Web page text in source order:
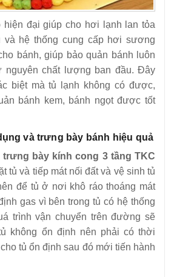
hiện đại giúp cho hơi lạnh lan tỏa
và hệ thống cung cấp hơi sương
bánh, giúp bảo quản bánh luôn
nguyên chất lượng ban đầu. Đây
biệt mà tủ lạnh không có được,
bánh kem, bánh ngọt được tốt
và trưng bày bánh hiệu quả
trưng bày kính cong 3 tầng TKC
tủ và tiếp mát nối đất và vệ sinh tủ
để tủ ở nơi khô ráo thoáng mát
gas vì bên trong tủ có hệ thống
trình vận chuyển trên đường sẽ
không ổn định nên phải có thời
tủ ổn định sau đó mới tiến hành